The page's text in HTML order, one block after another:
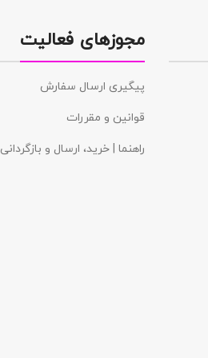
مجوزهای فعالیت
پیگیری ارسال سفارش
قوانین و مقررات
راهنما | خرید، ارسال و بازگردانی